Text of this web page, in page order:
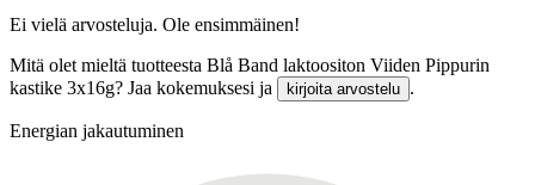
Ei vielä arvosteluja. Ole ensimmäinen!
Mitä olet mieltä tuotteesta Blå Band laktoositon Viiden Pippurin
kastike 3x16g? Jaa kokemuksesi ja
kirjoita arvostelu .
Energian jakautuminen